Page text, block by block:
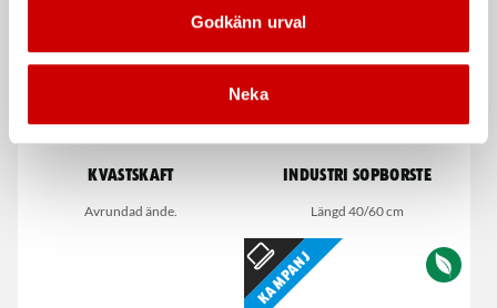
Godkänn urval
Neka
Kvastskaft
Avrundad ände.
Industri Sopborste
Längd 40/60 cm
Kampanj